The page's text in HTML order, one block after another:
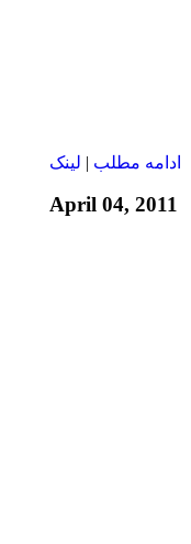
ادامه مطلب | لينک
April 04, 2011